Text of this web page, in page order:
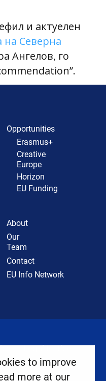
и актуелен
на Северна
Ангелов, го
Opportunities
Erasmus+
Creative
Europe
Horizon
EU Funding
About
Our
Team
Contact
EU Info Network
House
Legal Notice
to improve
more at our